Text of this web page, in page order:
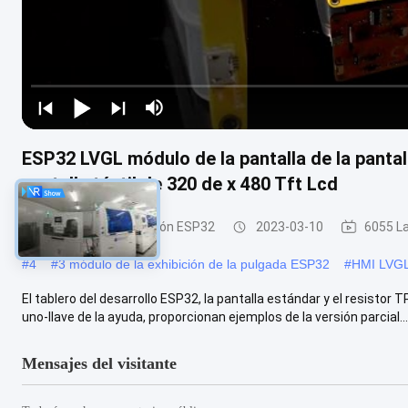
ESP32 LVGL módulo de la pantalla de la
pantalla táctil de 320 de x 480 Tft Lcd
Módulo de la exhibición ESP32 2023-03-10 6055
#4 #3 módulo de la exhibición de la pulgada ESP32 #HMI
El tablero del desarrollo ESP32, la pantalla estándar y el resistor
uno-llave de la ayuda, proporcionan ejemplos de la versión parcial...
Mensajes del visitante